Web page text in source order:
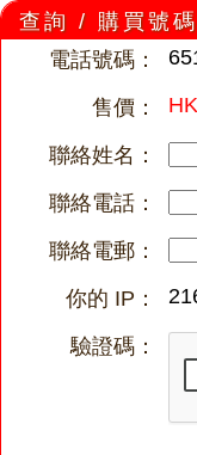
查詢 / 購買號碼
電話號碼：
售價：
聯絡姓名：
聯絡電話：
聯絡電郵：
你的 IP：
驗證碼：